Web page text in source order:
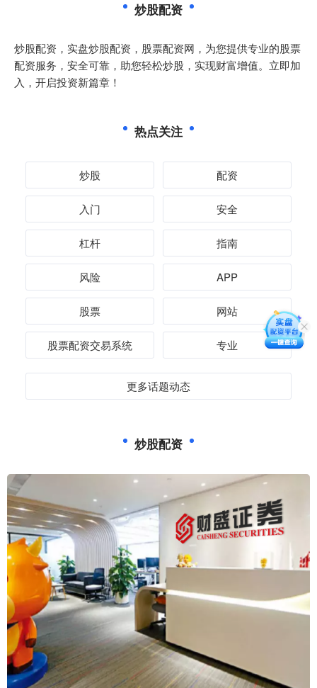
炒股配资
炒股配资，实盘炒股配资，股票配资网，为您提供专业的股票
配资服务，安全可靠，助您轻松炒股，实现财富增值。立即加
入，开启投资新篇章！
热点关注
炒股 配资
入门 安全
杠杆 指南
风险 APP
股票 网站
股票配资交易系统 专业
更多话题动态
炒股配资